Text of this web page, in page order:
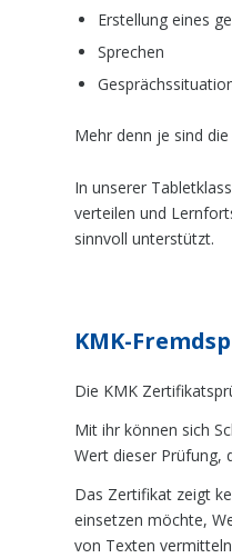
Erstellung eines
Sprechen
Mehr denn je sind
In unserer
verteilen und
sinnvoll unterstützt.
KMK-
Die KMK
Mit ihr können sich
Wert dieser Prüfung,
Das Zertifikat zeigt
einsetzen möchte,
von Texten